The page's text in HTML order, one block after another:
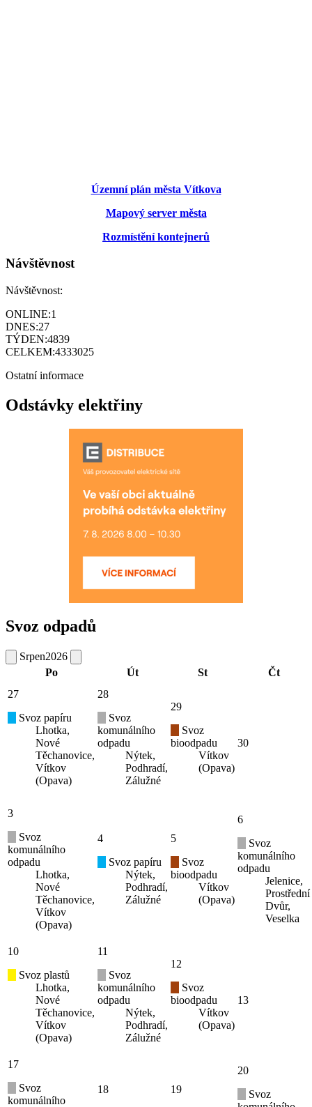
Územní plán města Vítkova
Mapový server města
Rozmístění kontejnerů
Návštěvnost
Návštěvnost:
ONLINE:1
DNES:27
TÝDEN:4839
CELKEM:4333025
Ostatní informace
Odstávky elektřiny
Svoz odpadů
Srpen2026
Po
Út St
Čt
27
Svoz papíru
Lhotka,
Nové
Těchanovice,
Vítkov
(Opava)
28
Svoz
komunálního
odpadu
Nýtek,
Podhradí,
Zálužné
29
Svoz
bioodpadu
Vítkov
(Opava)
30
3
Svoz
komunálního
odpadu
Lhotka,
Nové
Těchanovice,
Vítkov
(Opava)
4
Svoz papíru
Nýtek,
Podhradí,
Zálužné
5
Svoz
bioodpadu
Vítkov
(Opava)
6
Svoz
komunálního
odpadu
Jelenice,
Prostřední
Dvůr,
Veselka
10
Svoz plastů
Lhotka,
Nové
Těchanovice,
Vítkov
(Opava)
11
Svoz
komunálního
odpadu
Nýtek,
Podhradí,
Zálužné
12
Svoz
bioodpadu
Vítkov
(Opava)
13
17
Svoz
komunálního
18
19
20
Svoz